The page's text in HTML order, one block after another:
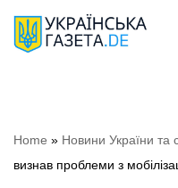
Перейти
Home » Hовини України та
визнав проблеми з